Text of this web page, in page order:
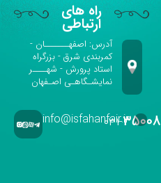
راه های
ارتباطی
آدرس: اصفهـــــــان -
کمربندی شرق - بزرگراه
استاد پرورش - شهــــر
نمایشـگاهـی اصـفهان
۰۳۱-۳۵۰۰۸info@isfahanfair.ir